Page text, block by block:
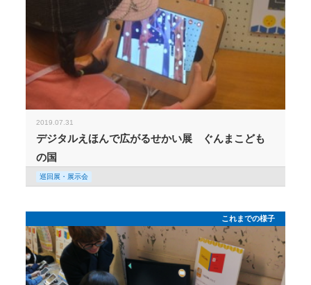
2019.07.31
デジタルえほんで広がるせかい展 ぐんまこども
の国
巡回展・展示会
これまでの様子